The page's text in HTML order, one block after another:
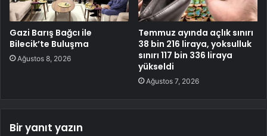
Gazi Barış Bağcı ile
Bilecik’te Buluşma
Ağustos 8, 2026
Temmuz ayında açlık sınırı
38 bin 216 liraya, yoksulluk
sınırı 117 bin 336 liraya
yükseldi
Ağustos 7, 2026
Bir yanıt yazın